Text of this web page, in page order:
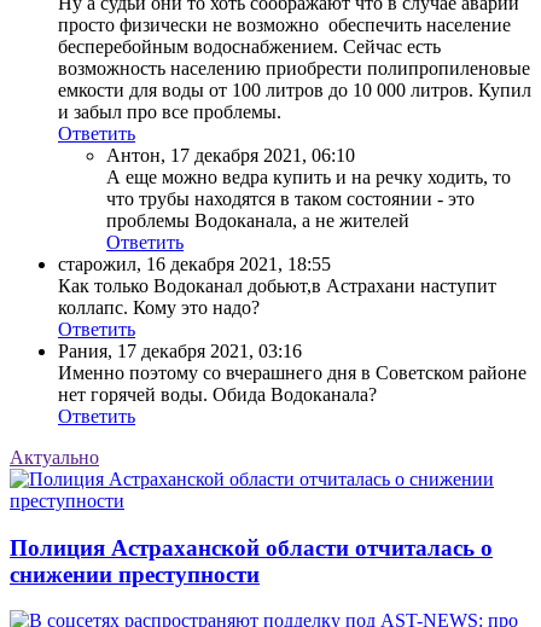
просто физически не возможно обеспечить население
бесперебойным водоснабжением. Сейчас есть
возможность населению приобрести полипропиленовые
емкости для воды от 100 литров до 10 000 литров. Купил
и забыл про все проблемы.
Ответить
Антон, 17 декабря 2021, 06:10
А еще можно ведра купить и на речку ходить, то
что трубы находятся в таком состоянии - это
проблемы Водоканала, а не жителей
Ответить
старожил, 16 декабря 2021, 18:55
Как только Водоканал добьют,в Астрахани наступит
коллапс. Кому это надо?
Ответить
Рания, 17 декабря 2021, 03:16
Именно поэтому со вчерашнего дня в Советском районе
нет горячей воды. Обида Водоканала?
Ответить
Актуально
Полиция Астраханской области отчиталась о
снижении преступности